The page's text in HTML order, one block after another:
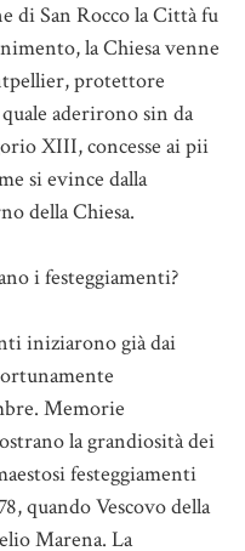
di San Rocco la Città fu
la Chiesa venne
protettore
aderirono sin da
XIII, concesse ai pii
si evince dalla
della Chiesa.
i festeggiamenti?
iniziarono già dai
Memorie
la grandiosità dei
festeggiamenti
quando Vescovo della
Marena. La